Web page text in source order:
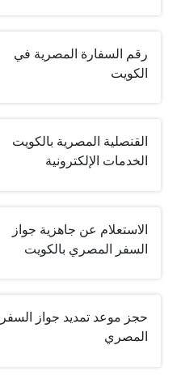
رقم السفارة المصرية في
الكويت
القنصلية المصرية بالكويت
الخدمات الإلكترونية
الاستعلام عن جاهزية جواز
السفر المصري بالكويت
حجز موعد تمديد جواز السفر
المصري